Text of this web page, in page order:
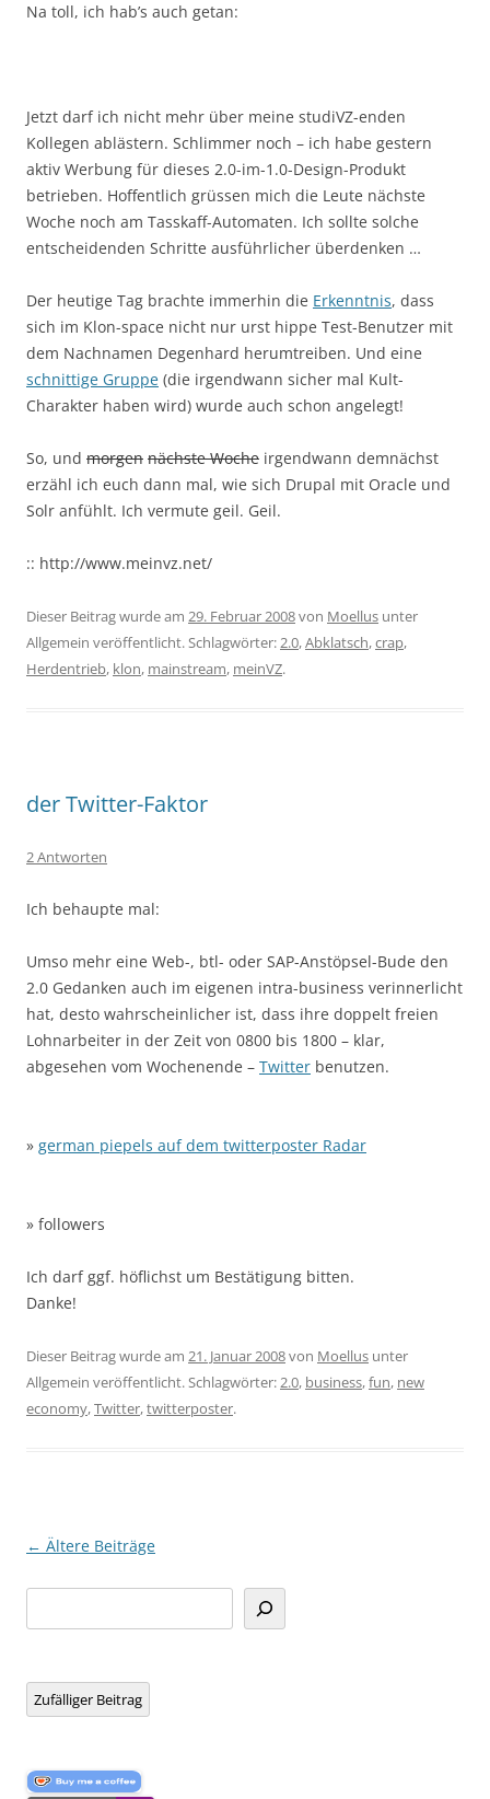
Na toll, ich hab’s auch getan:
Jetzt darf ich nicht mehr über meine studiVZ-enden
Kollegen ablästern. Schlimmer noch – ich habe gestern
aktiv Werbung für dieses 2.0-im-1.0-Design-Produkt
betrieben. Hoffentlich grüssen mich die Leute nächste
Woche noch am Tasskaff-Automaten. Ich sollte solche
entscheidenden Schritte ausführlicher überdenken …
Der heutige Tag brachte immerhin die Erkenntnis, dass
sich im Klon-space nicht nur urst hippe Test-Benutzer mit
dem Nachnamen Degenhard herumtreiben. Und eine
schnittige Gruppe (die irgendwann sicher mal Kult-
Charakter haben wird) wurde auch schon angelegt!
So, und morgen nächste Woche irgendwann demnächst
erzähl ich euch dann mal, wie sich Drupal mit Oracle und
Solr anfühlt. Ich vermute geil. Geil.
:: http://www.meinvz.net/
Dieser Beitrag wurde am 29. Februar 2008von Moellus unter
Allgemein veröffentlicht. Schlagwörter:2.0,Abklatsch,crap,
Herdentrieb, klon, mainstream, meinVZ.
der Twitter-Faktor
2 Antworten
Ich behaupte mal:
Umso mehr eine Web-, btl- oder SAP-Anstöpsel-Bude den
2.0 Gedanken auch im eigenen intra-business verinnerlicht
hat, desto wahrscheinlicher ist, dass ihre doppelt freien
Lohnarbeiter in der Zeit von 0800 bis 1800 – klar,
abgesehen vom Wochenende – Twitter benutzen.
» german piepels auf dem twitterposter Radar
» followers
Ich darf ggf. höflichst um Bestätigung bitten.
Danke!
Dieser Beitrag wurde am 21. Januar 2008von Moellus unter
Allgemein veröffentlicht. Schlagwörter:2.0, business,fun, new
economy,Twitter,twitterposter.
Beitragsnavigation
← Ältere Beiträge
Zufälliger Beitrag